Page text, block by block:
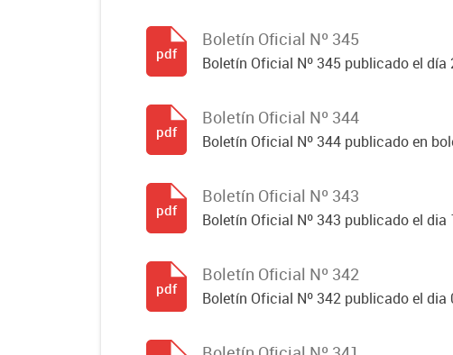
Boletín Oficial Nº 345
Boletín Oficial Nº 345 publicado el día
pdf
Boletín Oficial Nº 344
Boletín Oficial Nº 344 publicado en
pdf
Boletín Oficial Nº 343
Boletín Oficial Nº 343 publicado el dia
pdf
Boletín Oficial Nº 342
Boletín Oficial Nº 342 publicado el dia
pdf